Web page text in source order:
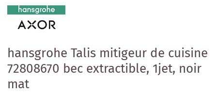
hansgrohe Talis mitigeur de cuisine
72808670 bec extractible, 1jet, noir
mat
the
beginning
images
gallery